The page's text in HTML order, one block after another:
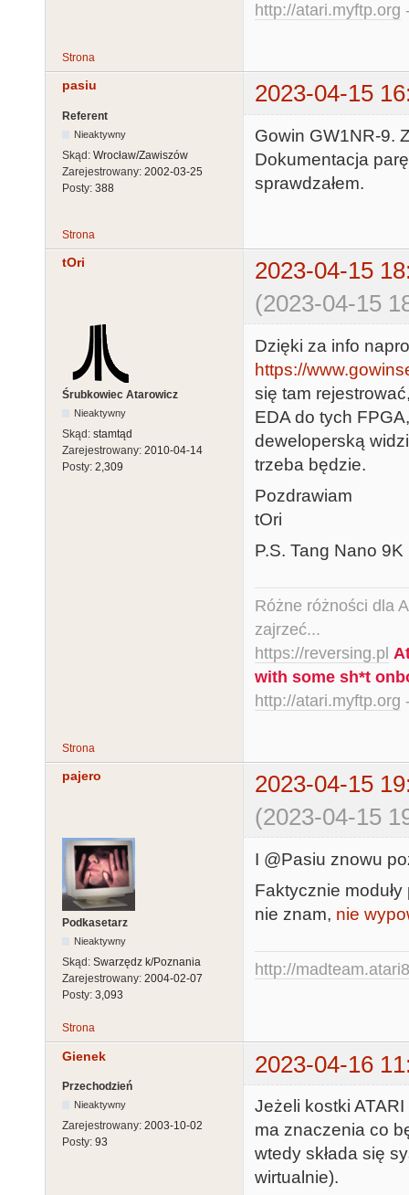
http://atari.myftp.org
Strona
pasiu 2023-04-15
Referent
Nieaktywny
Skąd: Wrocław/Zawiszów
Zarejestrowany: 2002-03-25
Posty: 388
Gowin GW1NR-9.
Dokumentacja
sprawdzałem.
Strona
tOri
2023-04-15
(2023-04-15
Śrubkowiec Atarowicz
Nieaktywny
Skąd: stamtąd
Zarejestrowany: 2010-04-14
Posty: 2,309
Dzięki za info
https://
się tam
EDA do tych
deweloperską
trzeba będzie.
Pozdrawiam
tOri
P.S. Tang Nano 9K
Różne różności dla
zajrzeć...
https://reversing.pl
with some sh*t
http://atari.myftp.org
Strona
pajero
2023-04-15
(2023-04-15
Podkasetarz
Nieaktywny
Skąd: Swarzędz k/Poznania
Zarejestrowany: 2004-02-07
Posty: 3,093
I @Pasiu znowu
Faktycznie
nie znam, nie
http://
Strona
Gienek 2023-04-16
Przechodzień
Nieaktywny
Zarejestrowany: 2003-10-02
Posty: 93
Jeżeli kostki
ma znaczenia co
wtedy składa się
wirtualnie).